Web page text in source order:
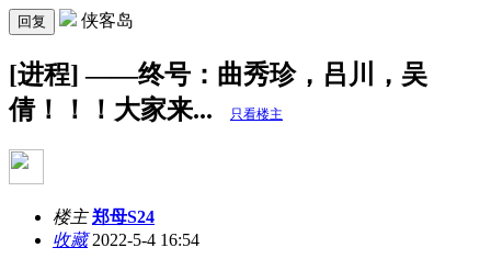
回复 侠客岛
[进程] ——终号：曲秀珍，吕川，吴
倩！！！大家来...
只看楼主
楼主 郑母S24
收藏2022-5-4 16:54